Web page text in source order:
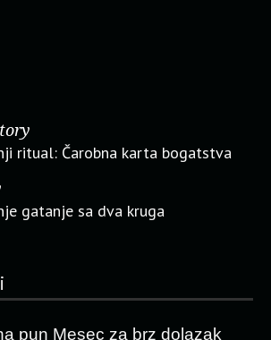
ritual: Čarobna karta bogatstva
gatanje sa dva kruga
pun Mesec za brz dolazak